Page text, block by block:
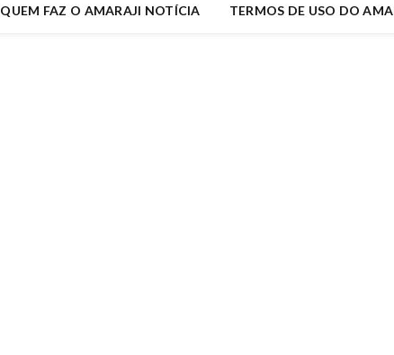
QUEM FAZ O AMARAJI NOTÍCIA TERMOS DE USO DO